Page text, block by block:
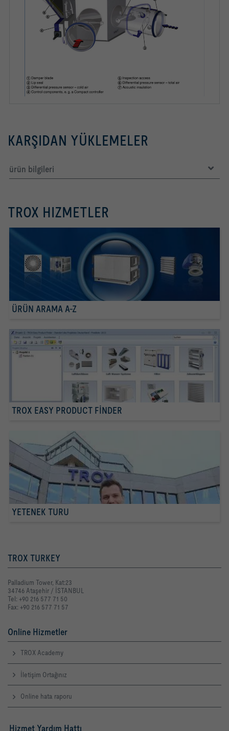
KARŞIDAN YÜKLEMELER
ürün bilgileri
TROX HIZMETLER
ÜRÜN ARAMA A-Z
TROX EASY PRODUCT FINDER
YETENEK TURU
TROX TURKEY
Palladium Tower, Kat:23
34746 Ataşehir / İSTANBUL
Tel: +90 216 577 71 50
Fax: +90 216 577 71 57
Online Hizmetler
TROX Academy
İletişim Ortağınız
Online hata raporu
Hizmet Yardım Hattı